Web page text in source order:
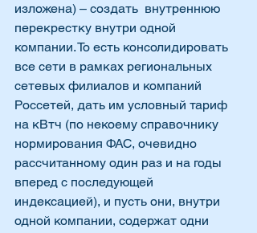
изложена) – создать  внутреннюю
перекрестку внутри одной
компании. То есть консолидировать
все сети в рамках региональных
сетевых филиалов и компаний
Россетей, дать им условный тариф
на кВтч (по некоему справочнику
нормирования ФАС, очевидно
рассчитанному один раз и на годы
вперед с последующей
индексацией), и пусть они, внутри
одной компании, содержат одни